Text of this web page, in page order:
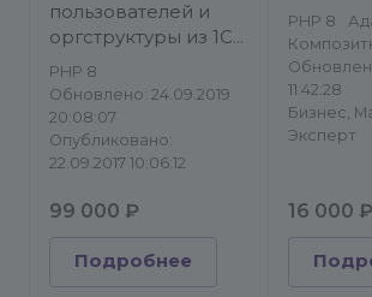
пользователей и
оргструктуры из 1С
ЗУП
PHP 8
Обновлено: 24.09.2019
20:08:07
Опубликовано:
22.09.2017 10:06:12
99 000 ₽
Подробнее
PHP 8
11:42:28
Бизнес,
Эксперт
16 000 ₽